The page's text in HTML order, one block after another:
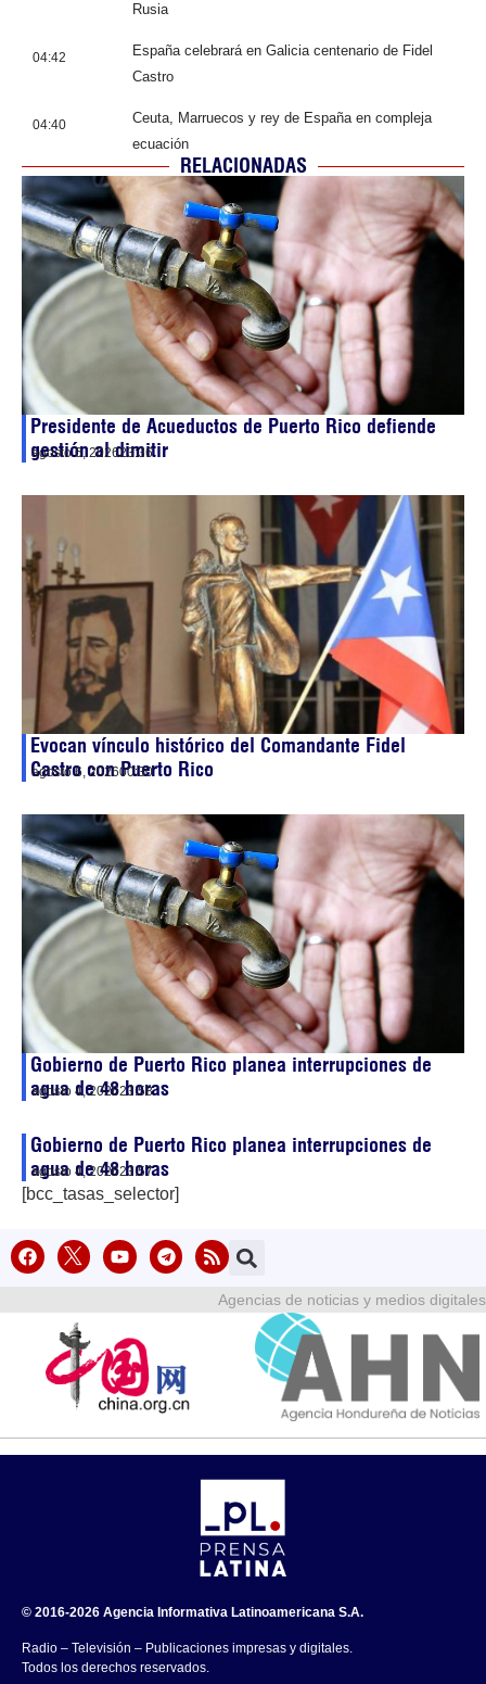
Rusia
04:42
España celebrará en Galicia centenario de Fidel
Castro
04:40
Ceuta, Marruecos y rey de España en compleja
ecuación
RELACIONADAS
Presidente de Acueductos de Puerto Rico defiende
gestión al dimitir
agosto 6, 202623:36
Evocan vínculo histórico del Comandante Fidel
Castro con Puerto Rico
agosto 6, 202600:30
Gobierno de Puerto Rico planea interrupciones de
agua de 48 horas
agosto 4, 202623:58
Gobierno de Puerto Rico planea interrupciones de
agua de 48 horas
agosto 4, 202623:57
[bcc_tasas_selector]
Agencias de noticias y medios digitales
© 2016-2026 Agencia Informativa Latinoamericana S.A.
Radio – Televisión – Publicaciones impresas y digitales.
Todos los derechos reservados.